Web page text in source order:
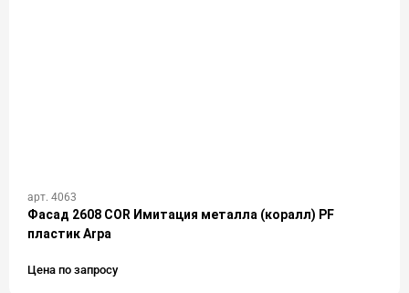
арт. 4063
Фасад 2608 COR Имитация металла (коралл) PF
пластик Arpa
Цена по запросу